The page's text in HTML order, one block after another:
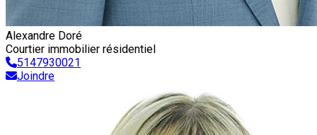
Alexandre Doré
Courtier immobilier résidentiel
5147930021
Joindre